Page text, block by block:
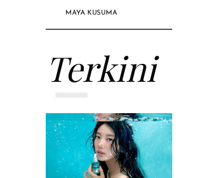
MAYA KUSUMA
Terkini